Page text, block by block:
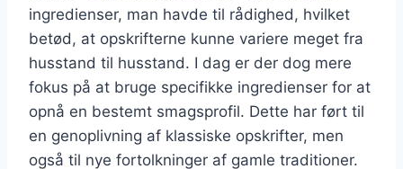
ingredienser, man havde til rådighed, hvilket
betød, at opskrifterne kunne variere meget fra
husstand til husstand. I dag er der dog mere
fokus på at bruge specifikke ingredienser for at
opnå en bestemt smagsprofil. Dette har ført til
en genoplivning af klassiske opskrifter, men
også til nye fortolkninger af gamle traditioner.